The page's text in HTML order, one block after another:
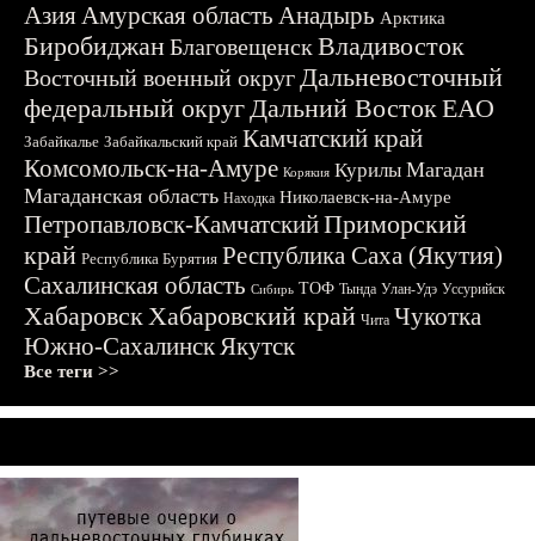
АзияАмурская область Анадырь Арктика
БиробиджанБлаговещенскВладивосток
Восточный военный округДальневосточный
федеральный округДальний ВостокЕАО
Забайкалье Забайкальский край Камчатский край
Комсомольск-на-Амуре Корякия Курилы Магадан
Магаданская область Находка Николаевск-на-Амуре
Петропавловск-КамчатскийПриморский
край Республика Бурятия Республика Саха (Якутия)
Сахалинская область Сибирь ТОФ Тында Улан-Удэ Уссурийск
ХабаровскХабаровский край Чита Чукотка
Южно-СахалинскЯкутск
Все теги >>